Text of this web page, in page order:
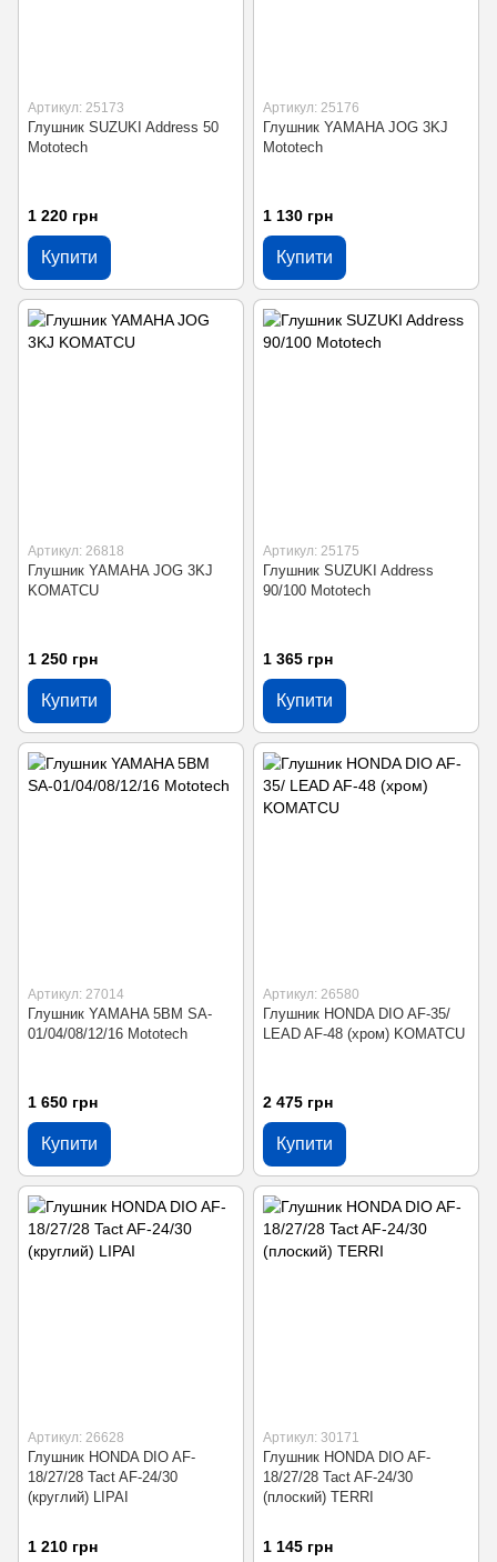
Артикул: 25173
Глушник SUZUKI Address 50
Mototech
1 220 грн
Купити
Артикул: 25176
Глушник YAMAHA JOG 3KJ
Mototech
1 130 грн
Купити
Артикул: 26818
Глушник YAMAHA JOG 3KJ
KOMATCU
1 250 грн
Купити
Артикул: 25175
Глушник SUZUKI Address
90/100 Mototech
1 365 грн
Купити
Артикул: 27014
Глушник YAMAHA 5BM SA-
01/04/08/12/16 Mototech
1 650 грн
Купити
Артикул: 26580
Глушник HONDA DIO AF-35/
LEAD AF-48 (хром) KOMATCU
2 475 грн
Купити
Артикул: 26628
Глушник HONDA DIO AF-
18/27/28 Tact AF-24/30
(круглий) LIPAI
1 210 грн
Артикул: 30171
Глушник HONDA DIO AF-
18/27/28 Tact AF-24/30
(плоский) TERRI
1 145 грн